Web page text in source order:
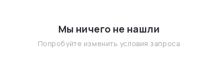
Мы ничего не нашли
Попробуйте изменить условия запроса